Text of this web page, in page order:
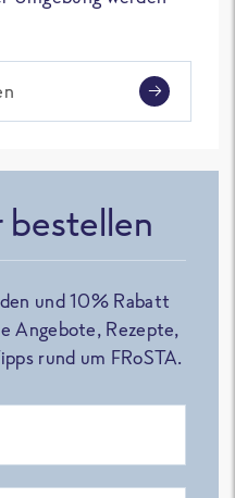
und 10% Rabatt
Angebote, Rezepte,
rund um FRoSTA.